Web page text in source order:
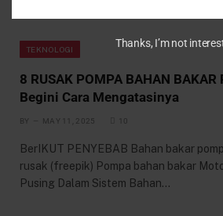
TEKNOLOGI
8 RUSAK POMPA BAHAN BAKAR
Begini Cara Mengatasinya
BY MAY 11, 2025 10
BerIKUT PENYEBAB Bahan bakar
rusak (freepik) Pompa bahan bakar
Pusing Dalam Sistem Bahan…
Thanks, I’m not